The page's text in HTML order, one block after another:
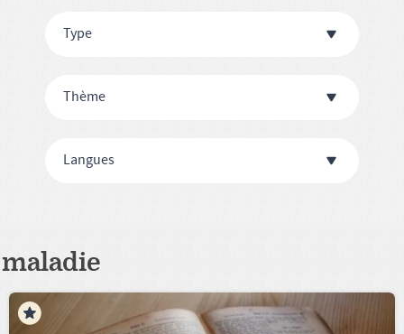
Type
Thème
Langues
maladie